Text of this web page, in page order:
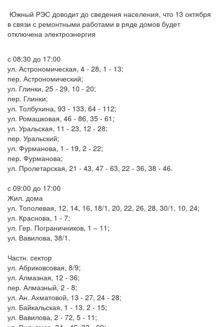
Южный РЭС доводит до сведения населения, что 13 октября
в связи с ремонтными работами в ряде домов будет
отключена электроэнергия
с 08:30 до 17:00
ул. Астрономическая, 4 - 28, 1 - 13;
пер. Астрономический;
ул. Глинки, 25 - 29, 10 - 20;
пер. Глинки;
ул. Толбухина, 93 - 133, 64 - 112;
ул. Ромашковая, 46 - 86, 35 - 61;
ул. Уральская, 11 - 23, 12 - 28;
пер. Уральский;
ул. Фурманова, 1 - 19, 2 - 22;
пер. Фурманова;
ул. Пролетарская, 21 - 43, 47 - 63, 22 - 36, 38 - 46.
с 09:00 до 17:00
Жил. дома
ул. Тополевая, 12, 14, 16, 18/1, 20, 22, 26, 28, 30/1, 10, 24;
ул. Краснова, 1 - 7;
ул. Гер. Пограничников, 1 – 11;
ул. Вавилова, 38/1.
Частн. сектор
ул. Абриковсовая, 8/9;
ул. Алмазная, 12 - 36;
пер. Алмазный, 2 - 8;
ул. Ан. Ахматовой, 13 - 27, 24 - 28;
ул. Байкальская, 1 - 13, 2 - 15;
ул. Вавилова, 2 - 72, 5 - 11;